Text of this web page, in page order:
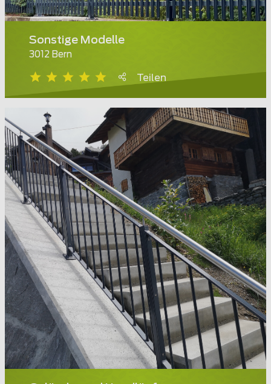
Sonstige Modelle
3012 Bern
Teilen